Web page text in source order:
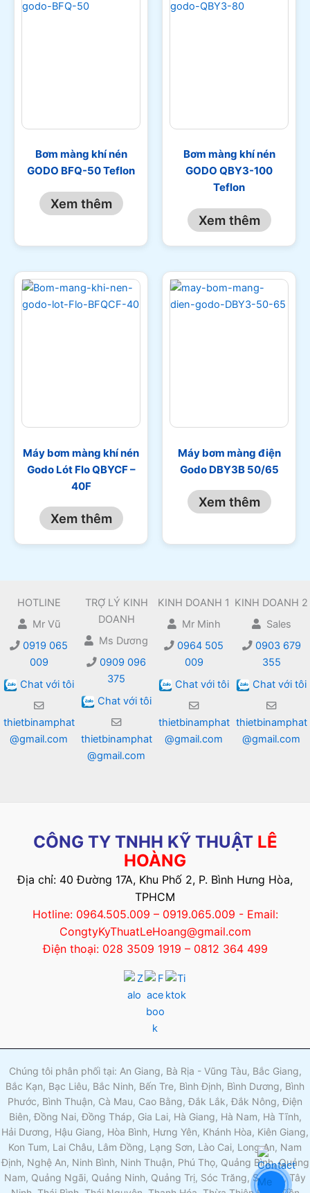
Bơm màng khí nén
GODO BFQ-50 Teflon
Xem thêm
Bơm màng khí nén
GODO QBY3-100
Teflon
Xem thêm
Máy bơm màng khí nén
Godo Lót Flo QBYCF –
40F
Xem thêm
Máy bơm màng điện
Godo DBY3B 50/65
Xem thêm
HOTLINE
Mr Vũ
0919 065
009
Chat với tôi
thietbinamphat
@gmail.com
TRỢ LÝ KINH
DOANH
Ms Dương
0909 096
375
Chat với tôi
thietbinamphat
@gmail.com
KINH DOANH 1
Mr Minh
0964 505
009
Chat với tôi
thietbinamphat
@gmail.com
KINH DOANH 2
Sales
0903 679
355
Chat với tôi
thietbinamphat
@gmail.com
CÔNG TY TNHH KỸ THUẬT LÊ
HOÀNG
Địa chỉ: 40 Đường 17A, Khu Phố 2, P. Bình Hưng Hòa,
TPHCM
Hotline: 0964.505.009 – 0919.065.009 - Email:
CongtyKyThuatLeHoang@gmail.com
Điện thoại: 028 3509 1919 – 0812 364 499
Chúng tôi phân phối tại: An Giang, Bà Rịa - Vũng Tàu, Bắc Giang,
Bắc Kạn, Bạc Liêu, Bắc Ninh, Bến Tre, Bình Định, Bình Dương, Bình
Phước, Bình Thuận, Cà Mau, Cao Bằng, Đắk Lắk, Đắk Nông, Điện
Biên, Đồng Nai, Đồng Tháp, Gia Lai, Hà Giang, Hà Nam, Hà Tĩnh,
Hải Dương, Hậu Giang, Hòa Bình, Hưng Yên, Khánh Hòa, Kiên Giang,
Kon Tum, Lai Châu, Lâm Đồng, Lạng Sơn, Lào Cai, Long An, Nam
Định, Nghệ An, Ninh Bình, Ninh Thuận, Phú Thọ, Quảng Bình, Quảng
Nam, Quảng Ngãi, Quảng Ninh, Quảng Trị, Sóc Trăng, Sơn La, Tây